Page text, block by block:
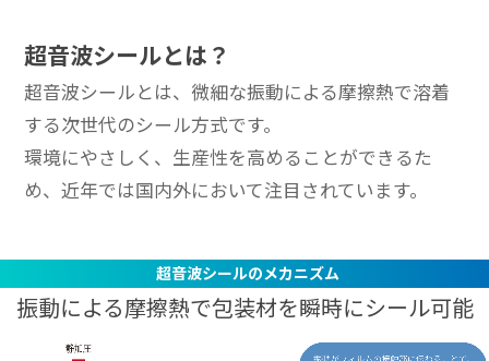
超音波シールとは？
超音波シールとは、微細な振動による摩擦熱で溶着
する次世代のシール方式です。
環境にやさしく、生産性を高めることができるた
め、近年では国内外において注目されています。
超音波シールのメカニズム
振動による摩擦熱で包装材を瞬時にシール可能